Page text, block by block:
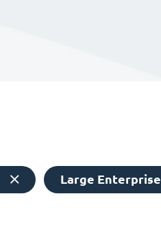
Large Enterprise